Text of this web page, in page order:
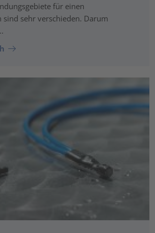
für einen
sind sehr verschieden. Darum